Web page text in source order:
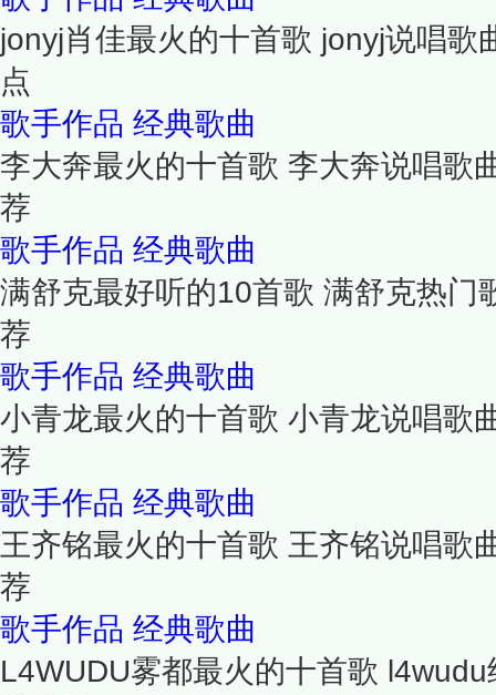
jonyj肖佳最火的十首歌 jonyj说唱歌
点
歌手作品 经典歌曲
李大奔最火的十首歌 李大奔说唱歌
荐
歌手作品 经典歌曲
满舒克最好听的10首歌 满舒克热门
荐
歌手作品 经典歌曲
小青龙最火的十首歌 小青龙说唱歌
荐
歌手作品 经典歌曲
王齐铭最火的十首歌 王齐铭说唱歌
荐
歌手作品 经典歌曲
L4WUDU雾都最火的十首歌